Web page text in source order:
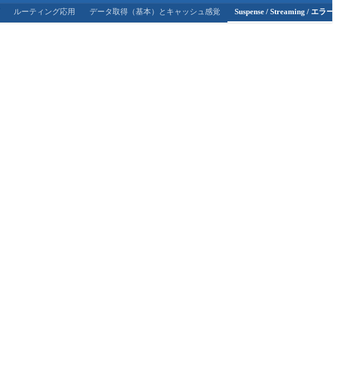
ルーティング応用 データ取得（基本）とキャッシュ感覚 Suspense / Streaming / エラー